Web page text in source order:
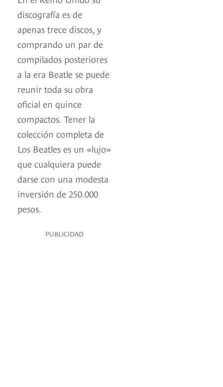
discografía es de
apenas trece discos, y
comprando un par de
compilados posteriores
a la era Beatle se puede
reunir toda su obra
oficial en quince
compactos. Tener la
colección completa de
Los Beatles es un «lujo»
que cualquiera puede
darse con una modesta
inversión de 250.000
pesos.
PUBLICIDAD